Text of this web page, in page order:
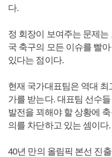
다.
정 회장이 보여주는 문제
국 축구의 모든 이슈를 빨
있다는 점이다.
현재 국가대표팀은 역대
가를 받는다. 대표팀 선수
발전을 꾀해야 할 상황에
의를 차단하고 있는 셈이다.
40년 만의 올림픽 본선 진